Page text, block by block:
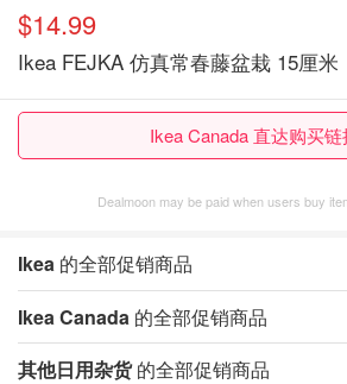
$14.99
Ikea FEJKA 仿真常春藤盆栽 15厘米
Ikea Canada 直达购买
Dealmoon may be paid when users buy
Ikea 的全部促销商品
Ikea Canada 的全部促销商品
其他日用杂货的全部促销商品